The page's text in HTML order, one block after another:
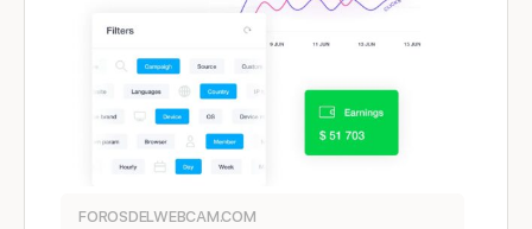
FOROSDELWEBCAM.COM